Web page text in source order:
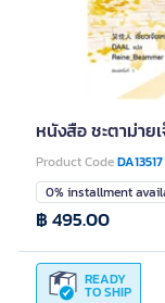
หนังสือ ชะตาม่าย
Product CodeDA13517
0% installment
READY
TO SHIP
฿ 495.00